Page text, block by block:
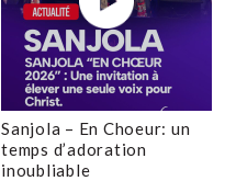
Sanjola – En Choeur: un
temps d’adoration
inoubliable